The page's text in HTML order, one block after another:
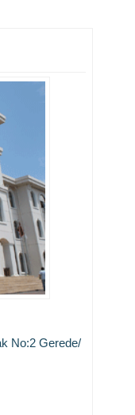
No:2 Gerede/